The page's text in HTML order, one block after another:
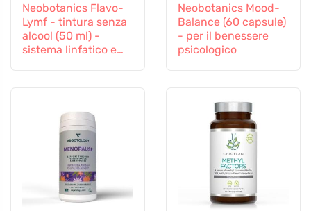
Neobotanics Flavo-
Lymf - tintura senza
alcool (50 ml) -
sistema linfatico e
Neobotanics Mood-
Balance (60 capsule)
- per il benessere
psicologico